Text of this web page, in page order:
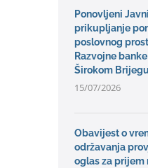
Ponovljeni
prikupljanje
poslovnog
Razvojne
Širokom Brijegu
15/07/2026
Obavijest o
održavanja
oglas za prijem